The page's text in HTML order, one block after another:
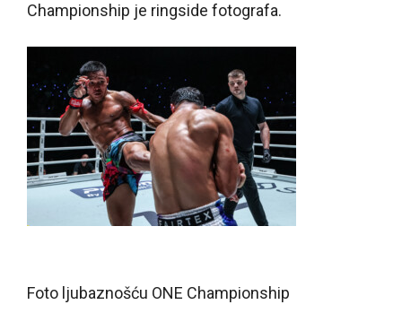
Championship je ringside fotografa.
Foto ljubaznošću ONE Championship